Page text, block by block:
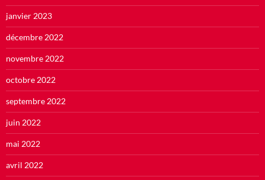
janvier 2023
décembre 2022
novembre 2022
octobre 2022
septembre 2022
juin 2022
mai 2022
avril 2022